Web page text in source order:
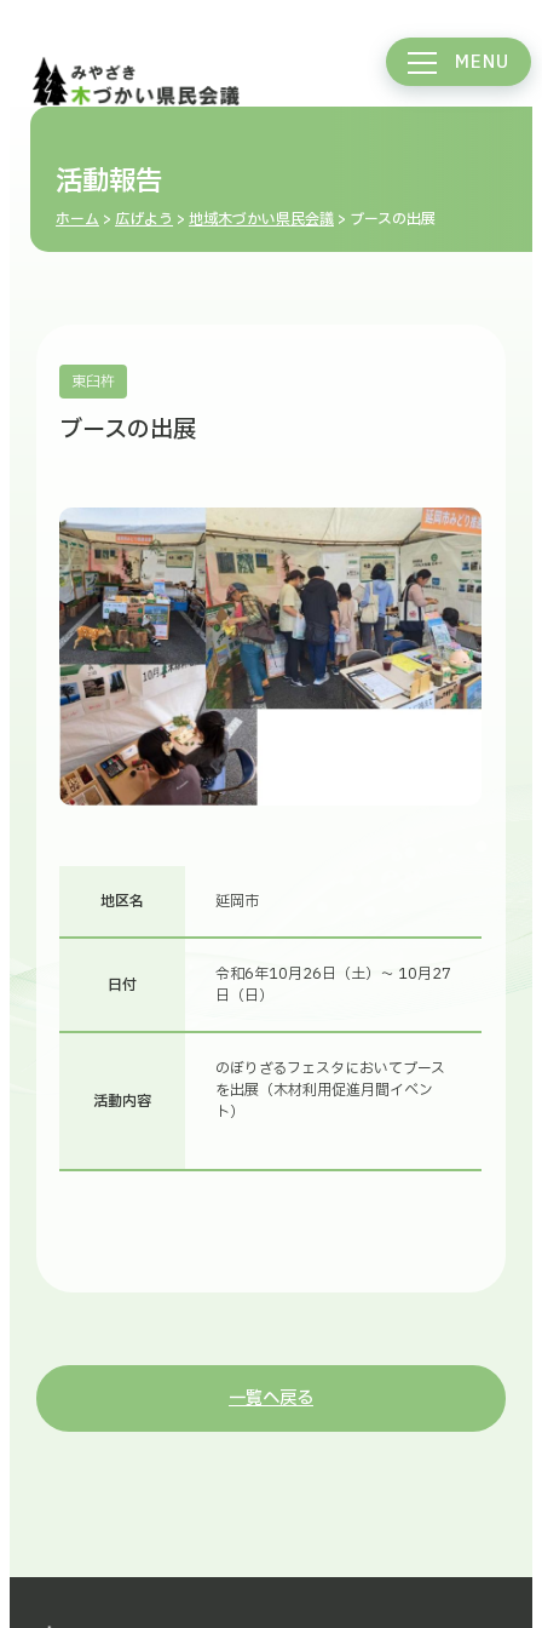
MENU
活動報告
ホーム > 広げよう >地域木づかい県民会議 > ブースの出展
東臼杵
ブースの出展
地区名 延岡市
日付
令和6年10月26日（土）～ 10月27
日（日）
活動内容
のぼりざるフェスタにおいてブース
を出展（木材利用促進月間イベン
ト）
一覧へ戻る